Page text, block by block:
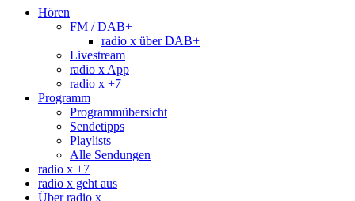
Hören
FM / DAB+
radio x über DAB+
Livestream
radio x App
radio x +7
Programm
Programmübersicht
Sendetipps
Playlists
Alle Sendungen
radio x +7
radio x geht aus
Über radio x